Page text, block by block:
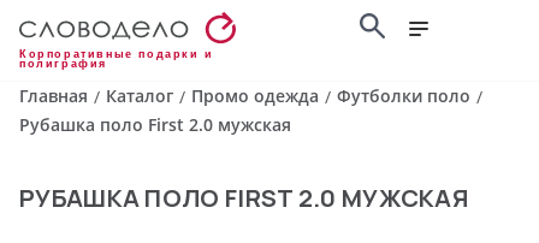
Корпоративные подарки и
полиграфия
Главная / Каталог / Промо одежда / Футболки поло /
Рубашка поло First 2.0 мужская
РУБАШКА ПОЛО FIRST 2.0 МУЖСКАЯ